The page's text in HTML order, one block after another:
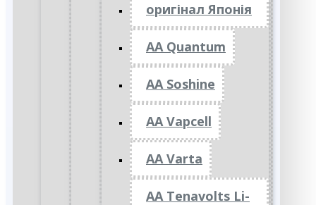
оригінал Японія
AA Quantum
AA Soshine
AA Vapcell
AA Varta
AA Tenavolts Li-